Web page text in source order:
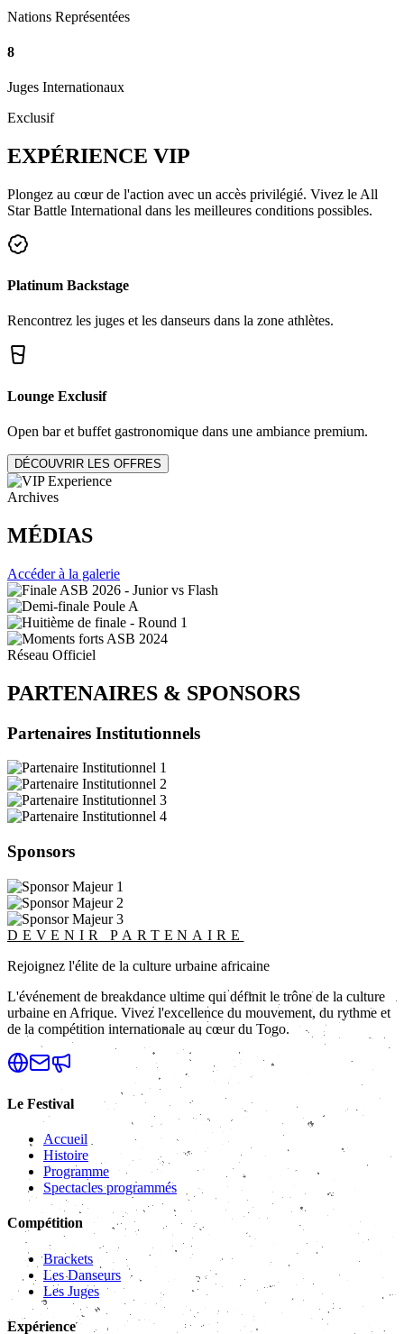
Nations Représentées
8
Juges Internationaux
Exclusif
EXPÉRIENCE VIP
Plongez au cœur de l'action avec un accès privilégié. Vivez le All
Star Battle International dans les meilleures conditions possibles.
Platinum Backstage
Rencontrez les juges et les danseurs dans la zone athlètes.
Lounge Exclusif
Open bar et buffet gastronomique dans une ambiance premium.
DÉCOUVRIR LES OFFRES
Archives
MÉDIAS
Accéder à la galerie
Réseau Officiel
PARTENAIRES & SPONSORS
Partenaires Institutionnels
Sponsors
DEVENIR PARTENAIRE
Rejoignez l'élite de la culture urbaine africaine
L'événement de breakdance ultime qui définit le trône de la culture
urbaine en Afrique. Vivez l'excellence du mouvement, du rythme et
de la compétition internationale au cœur du Togo.
Le Festival
Accueil
Histoire
Programme
Spectacles programmés
Compétition
Brackets
Les Danseurs
Les Juges
Expérience